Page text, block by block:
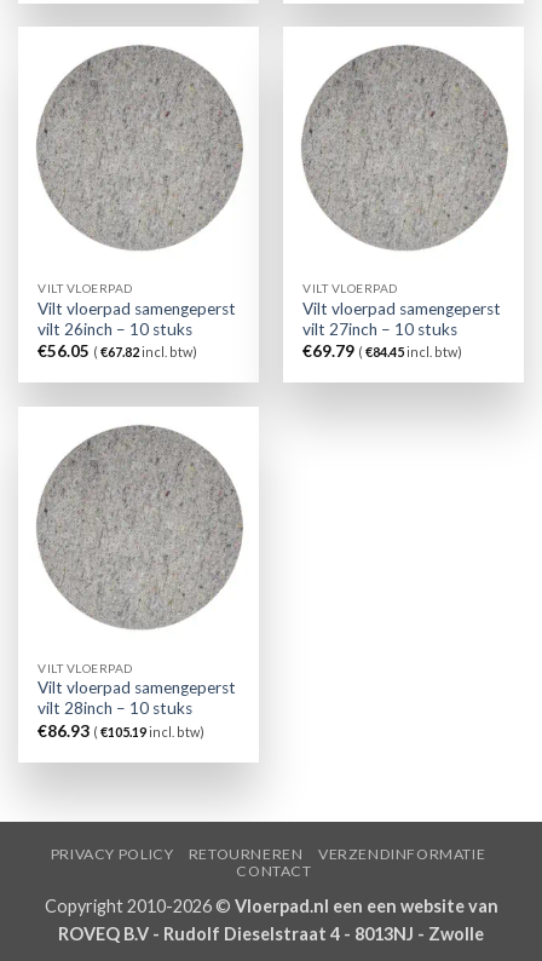
VILT VLOERPAD
Vilt vloerpad samengeperst
vilt 26inch – 10 stuks
€56.05 (€67.82incl. btw)
VILT VLOERPAD
Vilt vloerpad samengeperst
vilt 27inch – 10 stuks
€69.79 (€84.45incl. btw)
VILT VLOERPAD
Vilt vloerpad samengeperst
vilt 28inch – 10 stuks
€86.93 (€105.19incl. btw)
PRIVACY POLICY RETOURNEREN
VERZENDINFORMATIE
CONTACT
Copyright 2010-2026 © Vloerpad.nl een een website van
ROVEQ B.V - Rudolf Dieselstraat 4 - 8013NJ - Zwolle